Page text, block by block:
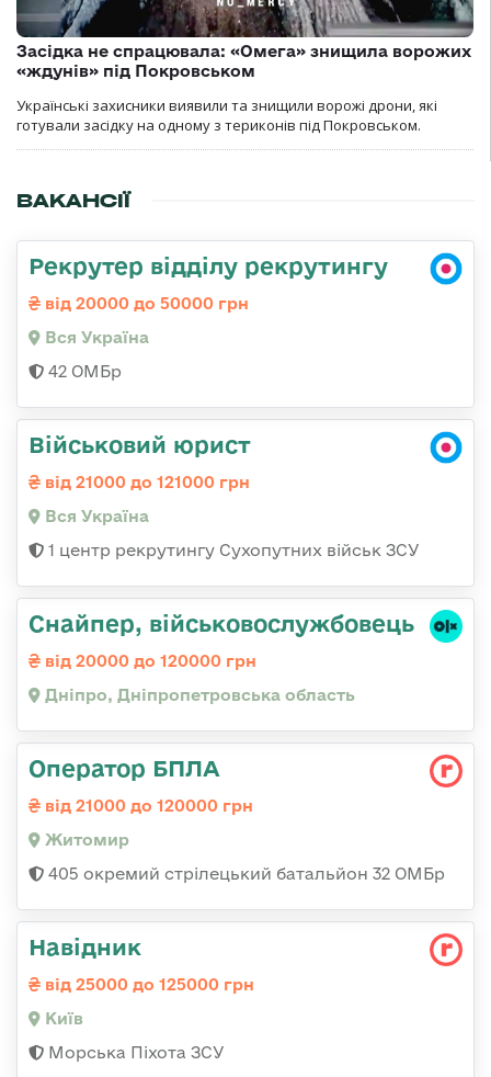
Засідка не спрацювала: «Омега» знищила ворожих
«ждунів» під Покровськом
Українські захисники виявили та знищили ворожі дрони, які
готували засідку на одному з териконів під Покровськом.
ВАКАНСІЇ
Рекрутер відділу рекрутингу
від 20000 до 50000 грн
Вся Україна
42 ОМБр
Військовий юрист
від 21000 до 121000 грн
Вся Україна
1 центр рекрутингу Сухопутних військ ЗСУ
Снайпер, військовослужбовець
від 20000 до 120000 грн
Дніпро, Дніпропетровська область
Оператор БПЛА
від 21000 до 120000 грн
Житомир
405 окремий стрілецький батальйон 32 ОМБр
Навідник
від 25000 до 125000 грн
Київ
Морська Піхота ЗСУ